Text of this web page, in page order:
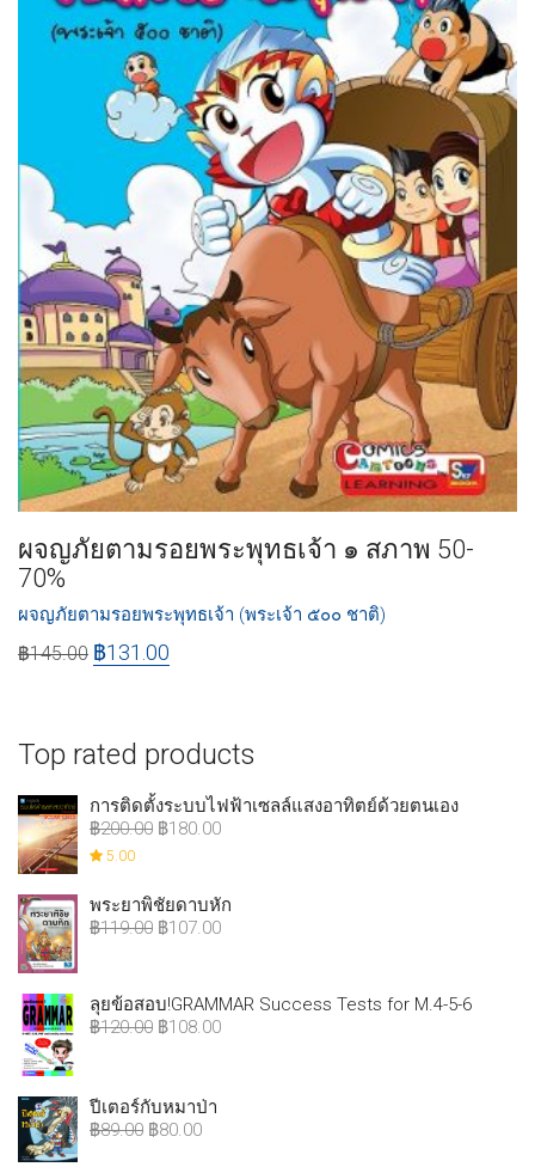
ผจญภัยตามรอยพระพุทธเจ้า ๑ สภาพ 50-
70%
ผจญภัยตามรอยพระพุทธเจ้า (พระเจ้า ๕๐๐ ชาติ)
฿145.00 ฿131.00
Top rated products
การติดตั้งระบบไฟฟ้าเซลล์แสงอาทิตย์ด้วยตนเอง
฿200.00 ฿180.00
5.00
พระยาพิชัยดาบหัก
฿119.00 ฿107.00
ลุยข้อสอบ!GRAMMAR Success Tests for M.4-5-6
฿120.00 ฿108.00
ปีเตอร์กับหมาป่า
฿89.00 ฿80.00